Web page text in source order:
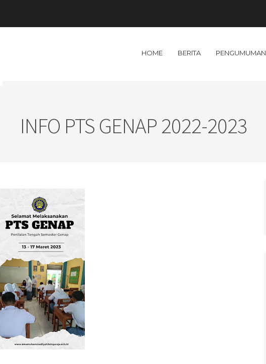
HOME BERITA PENGUMUMAN
INFO PTS GENAP 2022-2023